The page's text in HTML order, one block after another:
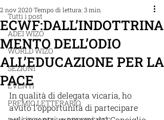
Tutti i post
ADEI WIZO
WORLD WIZO
SEZIONI
EVENTI
PREMIO LETTERARIO
ECWF:DALL’INDOTTRINA
MENTO DELL’ODIO
ALL’EDUCAZIONE PER LA
PACE
2 nov 2020 Tempo di lettura: 3 min
In qualità di delegata vicaria, ho
avuto l’opportunità di partecipare